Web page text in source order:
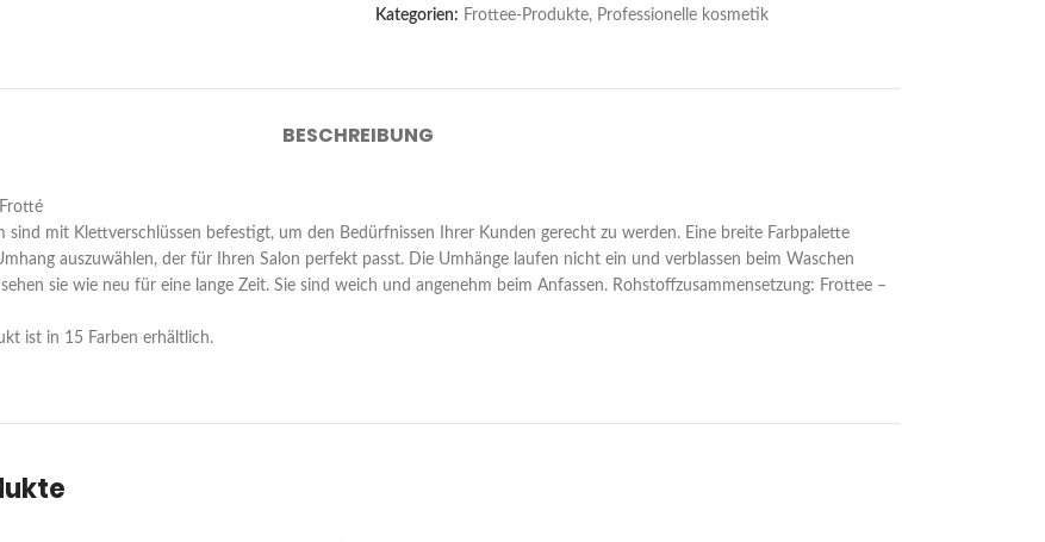
Kategorien: Frottee-Produkte, Professionelle kosmetik
BESCHREIBUNG
sind mit Klettverschlüssen befestigt, um den Bedürfnissen Ihrer Kunden gerecht zu werden. Eine breite Farbpalette
auszuwählen, der für Ihren Salon perfekt passt. Die Umhänge laufen nicht ein und verblassen beim Waschen
sie wie neu für eine lange Zeit. Sie sind weich und angenehm beim Anfassen. Rohstoffzusammensetzung: Frottee –
ist in 15 Farben erhältlich.